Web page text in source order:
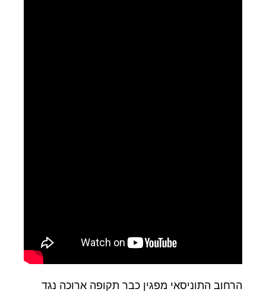
הרחוב התוניסאי מפגין כבר תקופה ארוכה נגד